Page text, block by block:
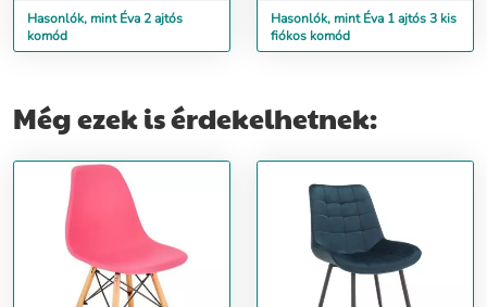
Hasonlók, mint Éva 2 ajtós
komód
Hasonlók, mint Éva 1 ajtós 3 kis
fiókos komód
Még ezek is érdekelhetnek: